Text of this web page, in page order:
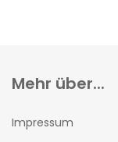
Mehr über...
Impressum